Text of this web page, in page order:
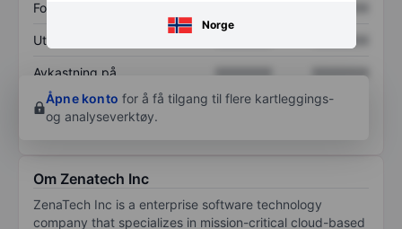
Norge
Fortjeneste per aksje
Utbytte per aksje
Avkastning på
egenkapital
XXXXXXX
XXXXXXX
Åpne konto for å få tilgang til flere kartleggings-
og analyseverktøy.
Om Zenatech Inc
ZenaTech Inc is a enterprise software technology
company that specializes in mission-critical cloud-based